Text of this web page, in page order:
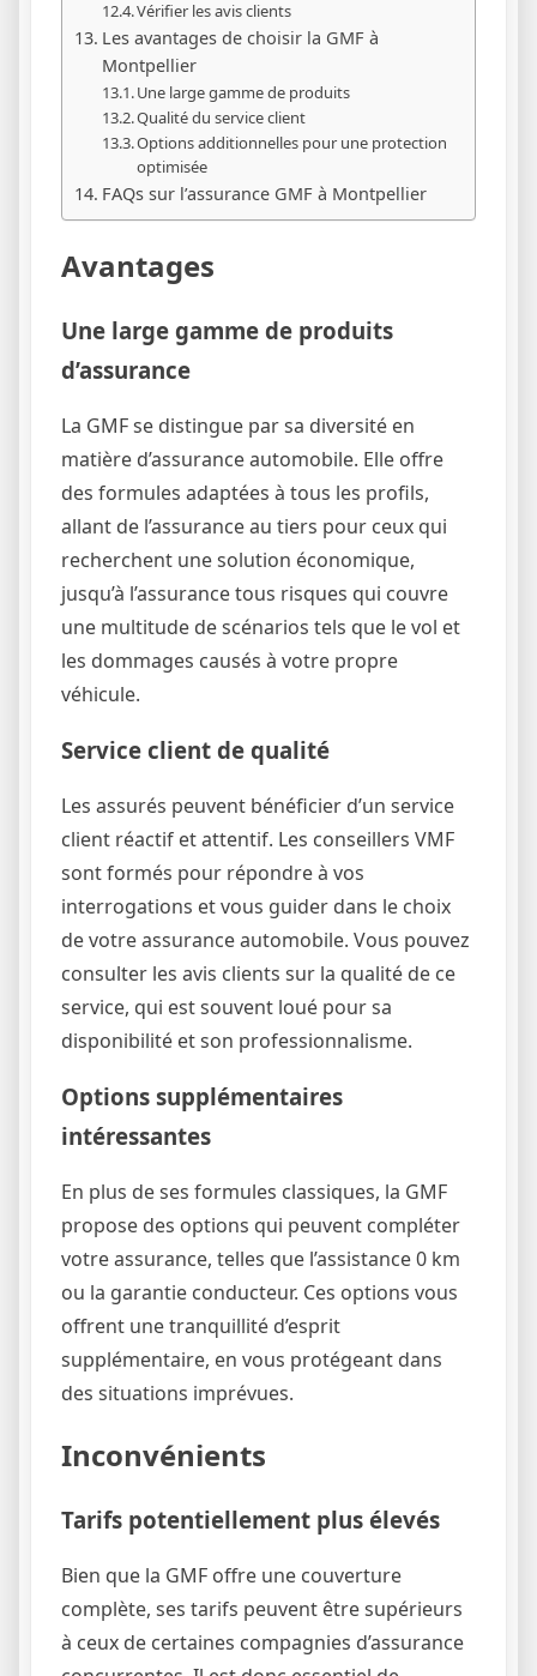
Vérifier les avis clients
Les avantages de choisir la GMF à
Montpellier
Une large gamme de produits
Qualité du service client
Options additionnelles pour une protection
optimisée
FAQs sur l’assurance GMF à Montpellier
Avantages
Une large gamme de produits
d’assurance
La GMF se distingue par sa diversité en
matière d’assurance automobile. Elle offre
des formules adaptées à tous les profils,
allant de l’assurance au tiers pour ceux qui
recherchent une solution économique,
jusqu’à l’assurance tous risques qui couvre
une multitude de scénarios tels que le vol et
les dommages causés à votre propre
véhicule.
Service client de qualité
Les assurés peuvent bénéficier d’un service
client réactif et attentif. Les conseillers VMF
sont formés pour répondre à vos
interrogations et vous guider dans le choix
de votre assurance automobile. Vous pouvez
consulter les avis clients sur la qualité de ce
service, qui est souvent loué pour sa
disponibilité et son professionnalisme.
Options supplémentaires
intéressantes
En plus de ses formules classiques, la GMF
propose des options qui peuvent compléter
votre assurance, telles que l’assistance 0 km
ou la garantie conducteur. Ces options vous
offrent une tranquillité d’esprit
supplémentaire, en vous protégeant dans
des situations imprévues.
Inconvénients
Tarifs potentiellement plus élevés
Bien que la GMF offre une couverture
complète, ses tarifs peuvent être supérieurs
à ceux de certaines compagnies d’assurance